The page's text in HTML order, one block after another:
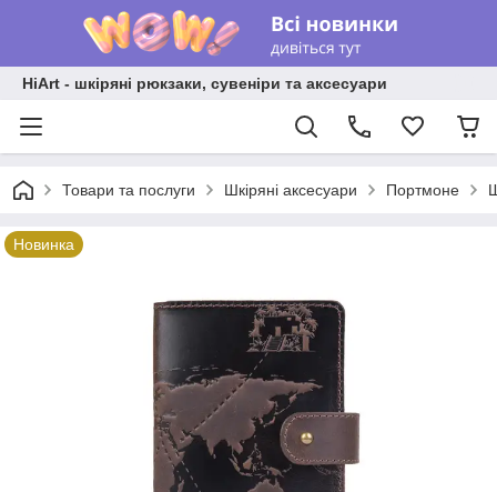
HiArt - шкіряні рюкзаки, сувеніри та аксесуари
Товари та послуги Шкіряні аксесуари Портмоне
Новинка